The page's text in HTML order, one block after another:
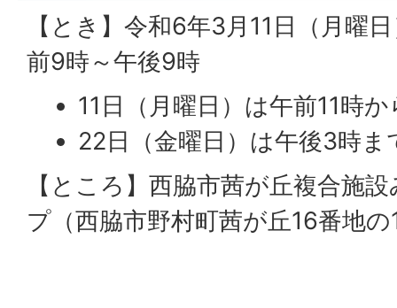
【とき】令和6年3月11日（月曜
前9時～午後9時
11日（月曜日）は午前11時か
22日（金曜日）は午後3時ま
【ところ】西脇市茜が丘複合施
プ（西脇市野村町茜が丘16番地の